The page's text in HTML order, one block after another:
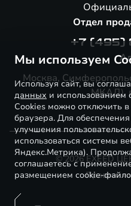
Отдел
+7 (495)
Москва,
МКАД),
© 2026 EXEED
Правовая
Мы используем
Используя сайт, вы
данных и использованием
Cookies можно отключить
браузера. Для
улучшения
использоваться системы
Яндекс.Метрика).
соглашаетесь с
размещением cookie-